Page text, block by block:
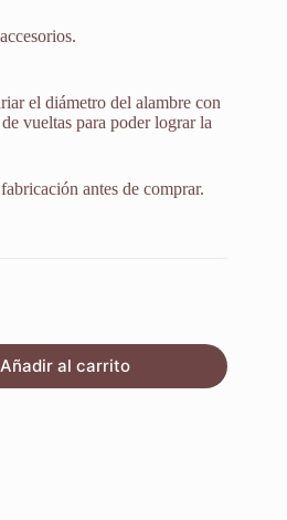
el diámetro del alambre con
vueltas para poder lograr la
antes de comprar.
Añadir al carrito